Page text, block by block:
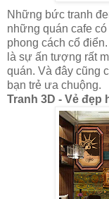
Những bức tranh
những quán cafe
phong cách cổ
là sự ấn tượng rất
quán. Và đây cũng
bạn trẻ ưa chuộng.
Tranh 3D - Vẻ đẹp